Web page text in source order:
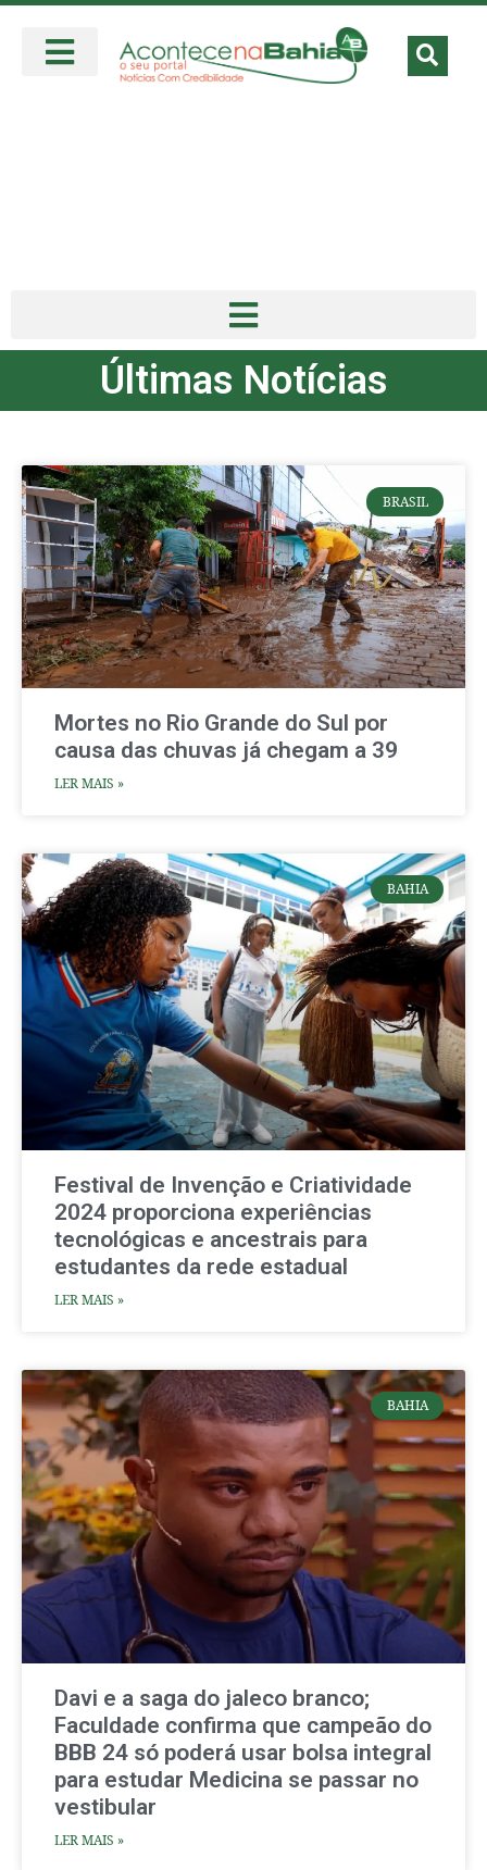
Últimas Notícias
BRASIL
Mortes no Rio Grande do Sul por
causa das chuvas já chegam a 39
LER MAIS »
BAHIA
Festival de Invenção e Criatividade
2024 proporciona experiências
tecnológicas e ancestrais para
estudantes da rede estadual
LER MAIS »
BAHIA
Davi e a saga do jaleco branco;
Faculdade confirma que campeão do
BBB 24 só poderá usar bolsa integral
para estudar Medicina se passar no
vestibular
LER MAIS »